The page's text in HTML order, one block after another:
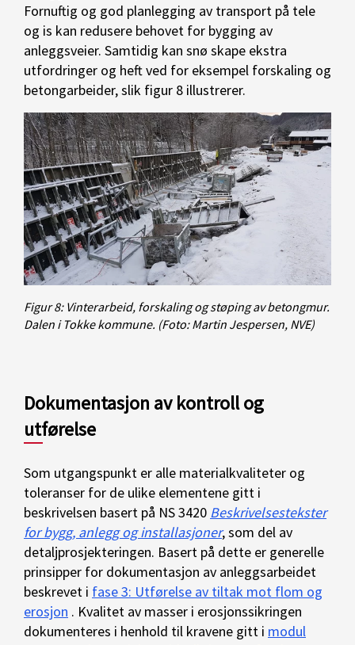
Fornuftig og god planlegging av transport på tele
og is kan redusere behovet for bygging av
anleggsveier. Samtidig kan snø skape ekstra
utfordringer og heft ved for eksempel forskaling og
betongarbeider, slik figur 8 illustrerer.
Figur 8: Vinterarbeid, forskaling og støping av betongmur.
Dalen i Tokke kommune. (Foto: Martin Jespersen, NVE)
Dokumentasjon av kontroll og
utførelse
Som utgangspunkt er alle materialkvaliteter og
toleranser for de ulike elementene gitt i
beskrivelsen basert på NS 3420 Beskrivelsestekster
for bygg, anlegg og installasjoner, som del av
detaljprosjekteringen. Basert på dette er generelle
prinsipper for dokumentasjon av anleggsarbeidet
beskrevet i fase 3: Utførelse av tiltak mot flom og
erosjon . Kvalitet av masser i erosjonssikringen
dokumenteres i henhold til kravene gitt i modul